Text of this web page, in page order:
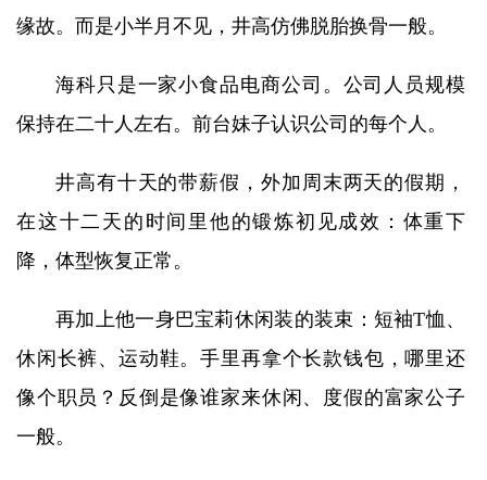
缘故。而是小半月不见，井高仿佛脱胎换骨一般。
海科只是一家小食品电商公司。公司人员规模
保持在二十人左右。前台妹子认识公司的每个人。
井高有十天的带薪假，外加周末两天的假期，
在这十二天的时间里他的锻炼初见成效：体重下
降，体型恢复正常。
再加上他一身巴宝莉休闲装的装束：短袖T恤、
休闲长裤、运动鞋。手里再拿个长款钱包，哪里还
像个职员？反倒是像谁家来休闲、度假的富家公子
一般。